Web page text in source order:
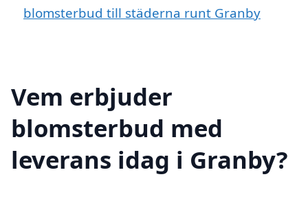
blomsterbud till städerna runt Granby
Vem erbjuder
blomsterbud med
leverans idag i Granby?